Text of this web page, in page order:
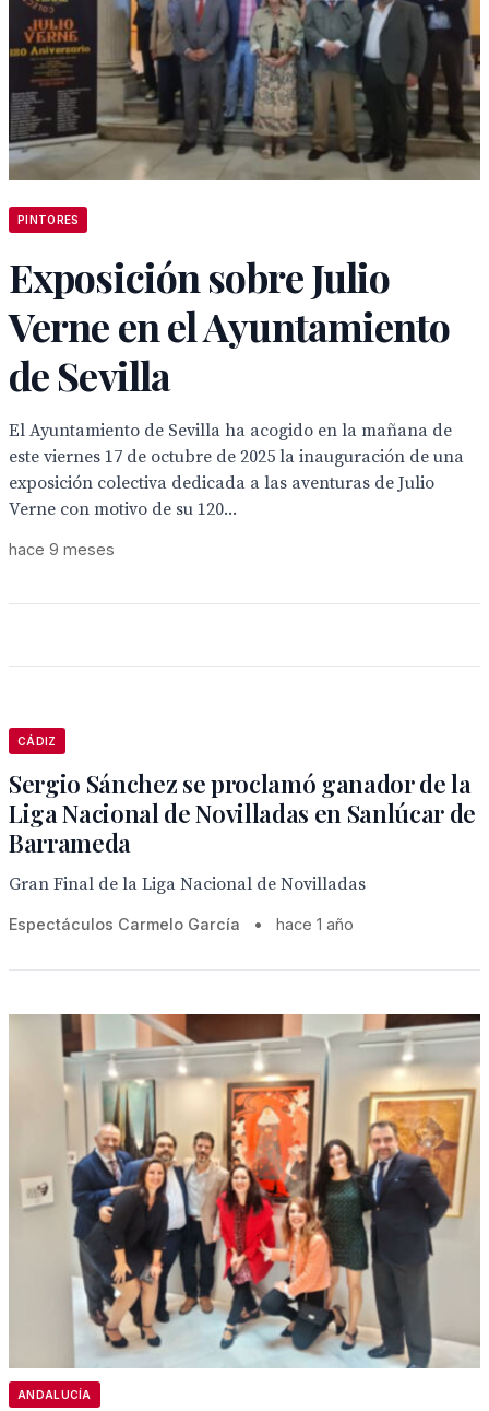
PINTORES
Exposición sobre Julio
Verne en el Ayuntamiento
de Sevilla
El Ayuntamiento de Sevilla ha acogido en la mañana de
este viernes 17 de octubre de 2025 la inauguración de una
exposición colectiva dedicada a las aventuras de Julio
Verne con motivo de su 120...
hace 9 meses
CÁDIZ
Sergio Sánchez se proclamó ganador de la
Liga Nacional de Novilladas en Sanlúcar de
Barrameda
Gran Final de la Liga Nacional de Novilladas
Espectáculos Carmelo García • hace 1 año
ANDALUCÍA